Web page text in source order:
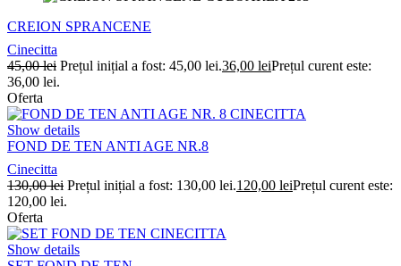
CREION SPRANCENE
Cinecitta
45,00lei Prețul inițial a fost: 45,00 lei.36,00 leiPrețul curent este:
36,00 lei.
Oferta
Show details
FOND DE TEN ANTI AGE NR.8
Cinecitta
130,00lei Prețul inițial a fost: 130,00 lei.120,00 leiPrețul curent este:
120,00 lei.
Oferta
Show details